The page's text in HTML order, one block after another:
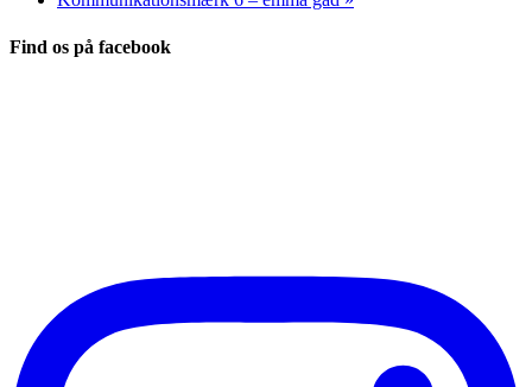
Find os på facebook